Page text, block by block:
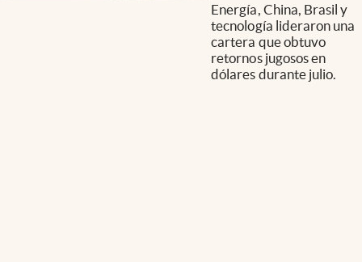
Energía, China, Brasil y
tecnología lideraron una
cartera que obtuvo
retornos jugosos en
dólares durante julio.